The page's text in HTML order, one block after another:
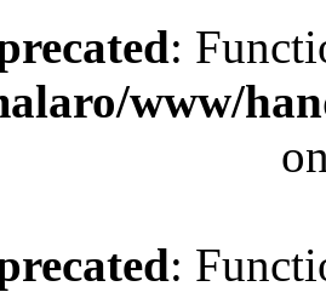
:
www/
: